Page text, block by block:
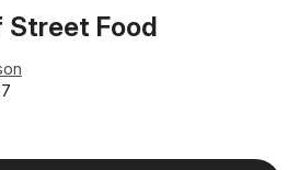
Street Food